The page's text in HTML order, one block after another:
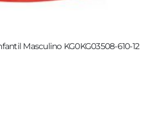
Masculino KG0KG03508-610-12